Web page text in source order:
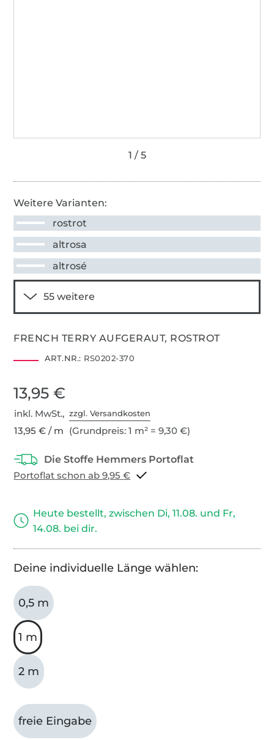
Weitere Varianten:
rostrot
altrosa
altrosé
FRENCH TERRY AUFGERAUT, ROSTROT
ART.NR.: RS0202-370
13,95 €
inkl. MwSt.,zzgl. Versandkosten
13,95 € / m (Grundpreis: 1 m² = 9,30 €)
Portoflat schon ab 9,95 €
Heute bestellt, zwischen Di, 11.08. und Fr,
14.08. bei dir.
Deine individuelle Länge wählen:
0,5 m
1 m
2 m
freie Eingabe